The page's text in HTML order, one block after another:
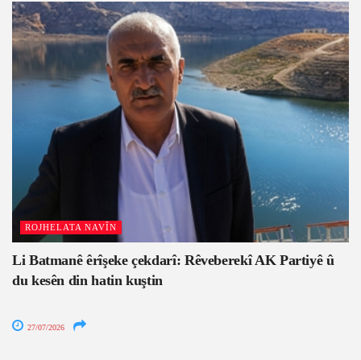
ROJHELATA NAVÎN
Li Batmanê êrîşeke çekdarî: Rêveberekî AK Partiyê û
du kesên din hatin kuştin
27/07/2026